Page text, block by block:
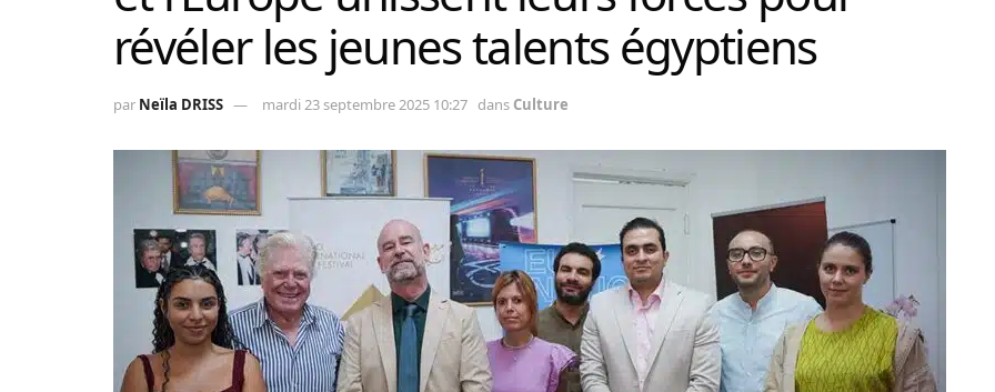
révéler les jeunes talents égyptiens
par Neïla DRISS mardi 23 septembre 2025 10:27 dans Culture